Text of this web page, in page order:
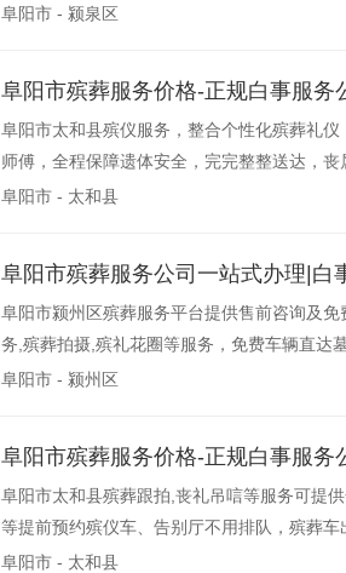
阜阳市 - 颍泉区
阜阳市殡葬服务价格-正规白事服务
阜阳市太和县殡仪服务，整合个性化殡葬礼
师傅，全程保障遗体安全，完完整整送达，丧
阜阳市 - 太和县
阜阳市殡葬服务公司一站式办理|白
阜阳市颍州区殡葬服务平台提供售前咨询及
务,殡葬拍摄,殡礼花圈等服务，免费车辆直达
阜阳市 - 颍州区
阜阳市殡葬服务价格-正规白事服务
阜阳市太和县殡葬跟拍,丧礼吊唁等服务可提
等提前预约殡仪车、告别厅不用排队，殡葬车
阜阳市 - 太和县